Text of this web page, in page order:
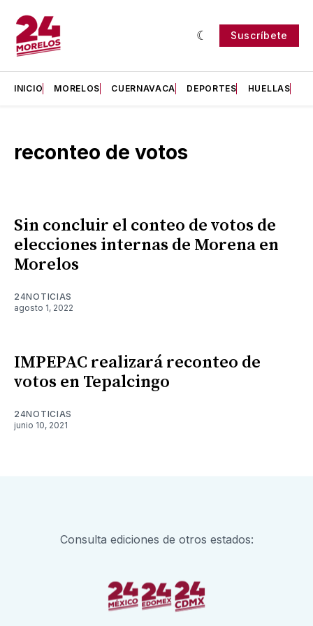
Suscríbete
INICIO MORELOS CUERNAVACA DEPORTES HUELLAS
reconteo de votos
Sin concluir el conteo de votos de
elecciones internas de Morena en
Morelos
24NOTICIAS
agosto 1, 2022
IMPEPAC realizará reconteo de
votos en Tepalcingo
24NOTICIAS
junio 10, 2021
Consulta ediciones de otros estados: